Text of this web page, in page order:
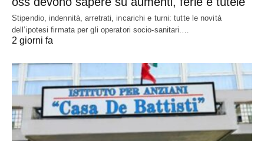
Stipendio, indennità, arretrati, incarichi e turni: tutte le novità
dell’ipotesi firmata per gli operatori socio-sanitari.…
2 giorni fa